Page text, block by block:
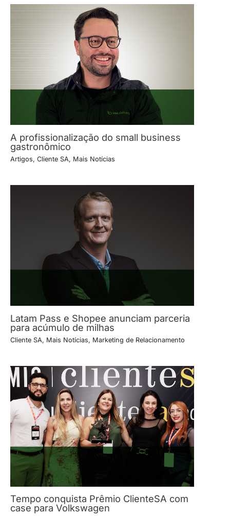
A profissionalização do small business
gastronômico
Artigos, Cliente SA, Mais Notícias
Latam Pass e Shopee anunciam parceria
para acúmulo de milhas
Cliente SA, Mais Notícias, Marketing de Relacionamento
Tempo conquista Prêmio ClienteSA com
case para Volkswagen